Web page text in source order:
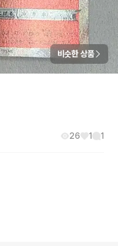
비슷한 상품
26 1 1